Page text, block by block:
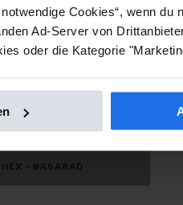
Cookies“, wenn du
Ad-Server von
oder die Kategorie
HEX - #A6A8AD